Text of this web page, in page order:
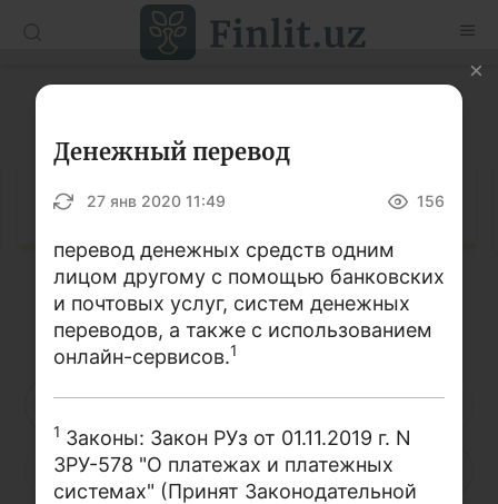
Рус
Статьи
Учебные материалы
Книги по финансовой грамотности
Видео
Проекты
Интерактивные услуги
Фотогалерея
Глоссарий
Кириллица Латиница
А Б В Г Д Е Ё
Ж З И Й К Л
Денежный перевод
27 янв 2020 11:49 156
перевод денежных средств одним
лицом другому с помощью банковских
и почтовых услуг, систем денежных
переводов, а также с использованием
онлайн-сервисов.1
1 Законы: Закон РУз от 01.11.2019 г. N
ЗРУ-578 "О платежах и платежных
системах" (Принят Законодательной